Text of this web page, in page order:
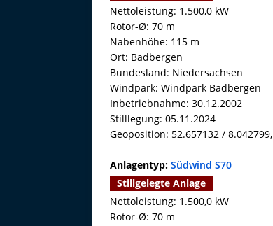
Nettoleistung: 1.500,0 kW
Rotor-Ø: 70 m
Nabenhöhe: 115 m
Ort: Badbergen
Bundesland: Niedersachsen
Windpark: Windpark Badbergen
Inbetriebnahme: 30.12.2002
Stilllegung: 05.11.2024
Geoposition: 52.657132 / 8.042799,
Anlagentyp: Südwind S70
Stillgelegte Anlage
Nettoleistung: 1.500,0 kW
Rotor-Ø: 70 m